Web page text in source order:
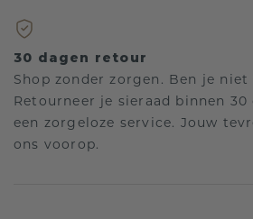
30 dagen retour
Shop zonder zorgen. Ben je
Retourneer je sieraad binnen 30
een zorgeloze service. Jouw
ons voorop.